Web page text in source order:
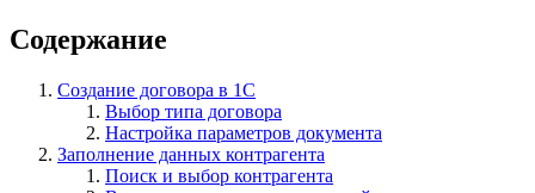
Содержание
Создание договора в 1С
Выбор типа договора
Настройка параметров документа
Заполнение данных контрагента
Поиск и выбор контрагента